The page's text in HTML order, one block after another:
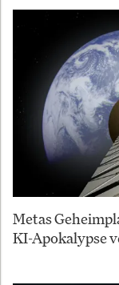
Metas
KI-Apokalypse